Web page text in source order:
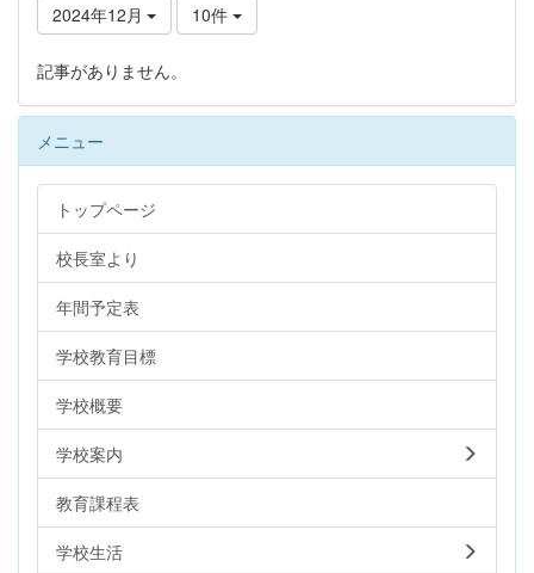
2024年12月 10件
記事がありません。
メニュー
トップページ
校長室より
年間予定表
学校教育目標
学校概要
学校案内
教育課程表
学校生活